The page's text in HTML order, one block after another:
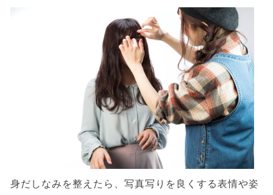
身だしなみを整えたら、写真写りを良くする表情や姿